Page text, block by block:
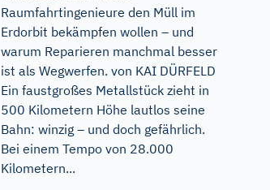
Raumfahrtingenieure den Müll im
Erdorbit bekämpfen wollen – und
warum Reparieren manchmal besser
ist als Wegwerfen. von KAI DÜRFELD
Ein faustgroßes Metallstück zieht in
500 Kilometern Höhe lautlos seine
Bahn: winzig – und doch gefährlich.
Bei einem Tempo von 28.000
Kilometern...